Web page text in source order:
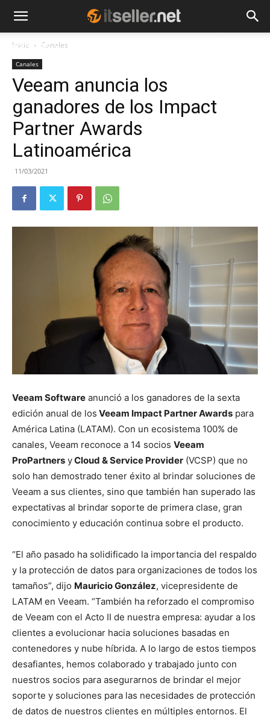
NOTICIAS
Inicio Canales
Canales
Veeam anuncia los
ganadores de los Impact
Partner Awards
Latinoamérica
11/03/2021
Veeam Software anunció a los ganadores de la sexta
edición anual de los Veeam Impact Partner Awards para
América Latina (LATAM). Con un ecosistema 100% de
canales, Veeam reconoce a 14 socios Veeam
ProPartners yCloud & Service Provider (VCSP) que no
solo han demostrado tener éxito al brindar soluciones de
Veeam a sus clientes, sino que también han superado las
expectativas al brindar soporte de primera clase, gran
conocimiento y educación continua sobre el producto.
“El año pasado ha solidificado la importancia del respaldo
y la protección de datos para organizaciones de todos los
tamaños”, dijo Mauricio González, vicepresidente de
LATAM en Veeam. “También ha reforzado el compromiso
de Veeam con el Acto II de nuestra empresa: ayudar a los
clientes a evolucionar hacia soluciones basadas en
contenedores y nube híbrida. A lo largo de estos tiempos
desafiantes, hemos colaborado y trabajado junto con
nuestros socios para asegurarnos de brindar el mejor
soporte y soluciones para las necesidades de protección
de datos de nuestros clientes en múltiples entornos. El